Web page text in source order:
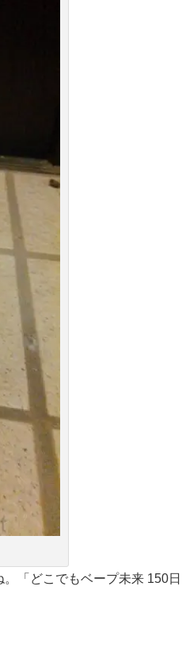
「どこでもベープ未来 150日